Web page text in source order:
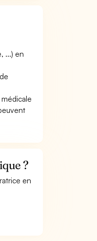
...) en
?
en